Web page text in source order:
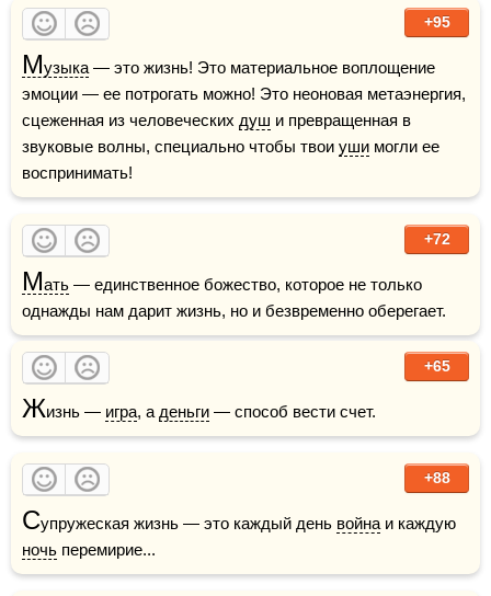
+95
Музыка — это жизнь! Это материальное воплощение
эмоции — ее потрогать можно! Это неоновая метаэнергия,
сцеженная из человеческих душ и превращенная в
звуковые волны, специально чтобы твои уши могли ее
воспринимать!
+72
Мать — единственное божество, которое не только
однажды нам дарит жизнь, но и безвременно оберегает.
+65
Жизнь — игра, а деньги — способ вести счет.
+88
Супружеская жизнь — это каждый день война
ночь перемирие...